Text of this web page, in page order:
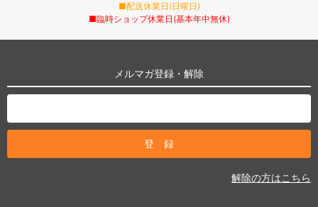
■配送休業日(日曜日)
■臨時ショップ休業日(基本年中無休)
メルマガ登録・解除
解除の方はこちら